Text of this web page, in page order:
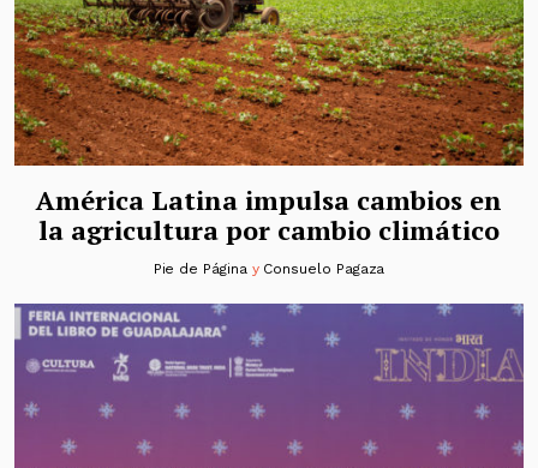
América Latina impulsa cambios en
la agricultura por cambio climático
Pie de Páginay Consuelo Pagaza